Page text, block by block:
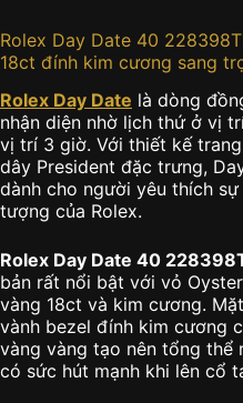
Rolex Day Date 40
18ct đính kim cương sang
Rolex Day Date là dòng
nhận diện nhờ lịch thứ ở vị
vị trí 3 giờ. Với thiết kế
dây President đặc trưng,
dành cho người yêu thích
tượng của Rolex.
Rolex Day Date 40
bản rất nổi bật với vỏ
vàng 18ct và kim cương.
vành bezel đính kim cương
vàng vàng tạo nên tổng thể
có sức hút mạnh khi lên cổ